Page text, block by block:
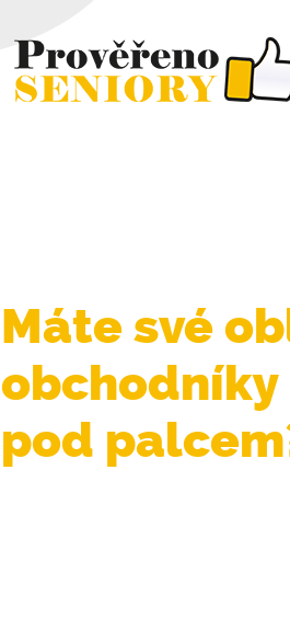
Máte své
obchodníky
pod